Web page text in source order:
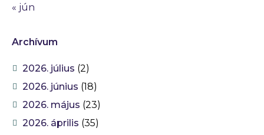
« jún
Archívum
2026. július (2)
2026. június (18)
2026. május (23)
2026. április (35)